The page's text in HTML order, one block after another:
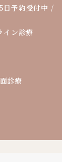
日予約受付中 /
イン診療
診療